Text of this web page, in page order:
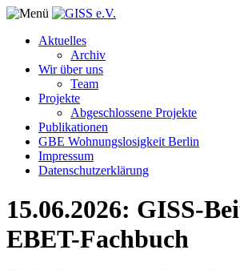
Aktuelles
Archiv
Wir über uns
Team
Projekte
Abgeschlossene Projekte
Publikationen
GBE Wohnungslosigkeit Berlin
Impressum
Datenschutzerklärung
15.06.2026: GISS-
EBET-Fachbuch